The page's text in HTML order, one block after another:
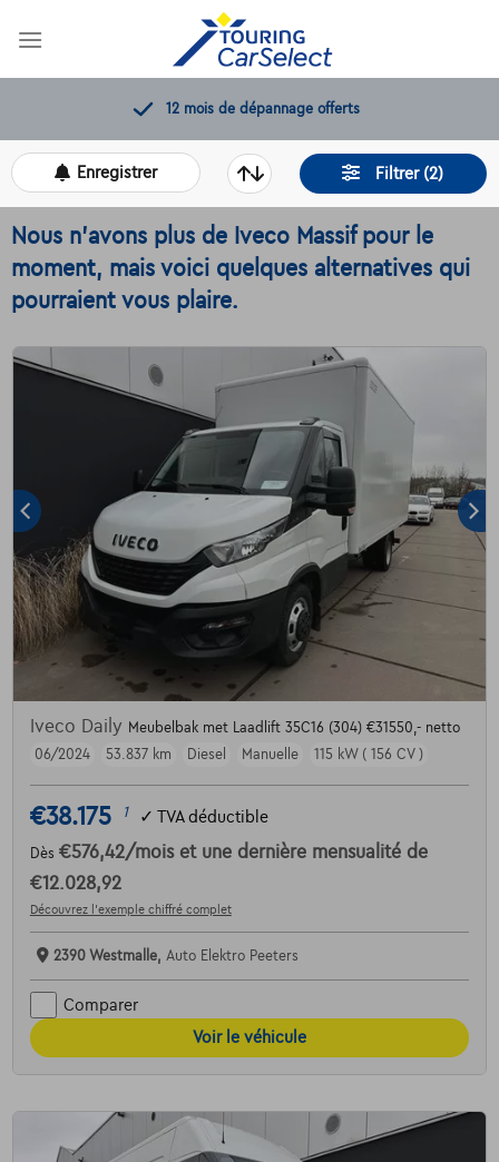
12 mois de dépannage offerts
Filtrer (2)
Enregistrer
Nous n'avons plus de Iveco Massif pour le
moment, mais voici quelques alternatives qui
pourraient vous plaire.
Iveco Daily Meubelbak met Laadlift 35C16 (304) €31550,- netto
06/2024
53.837 km Diesel Manuelle 115 kW ( 156 CV )
€38.175 1 ✓ TVA déductible
Dès €576,42/mois et une dernière mensualité de
€12.028,92
Découvrez l’exemple chiffré complet
2390 Westmalle, Auto Elektro Peeters
Comparer
Voir le véhicule